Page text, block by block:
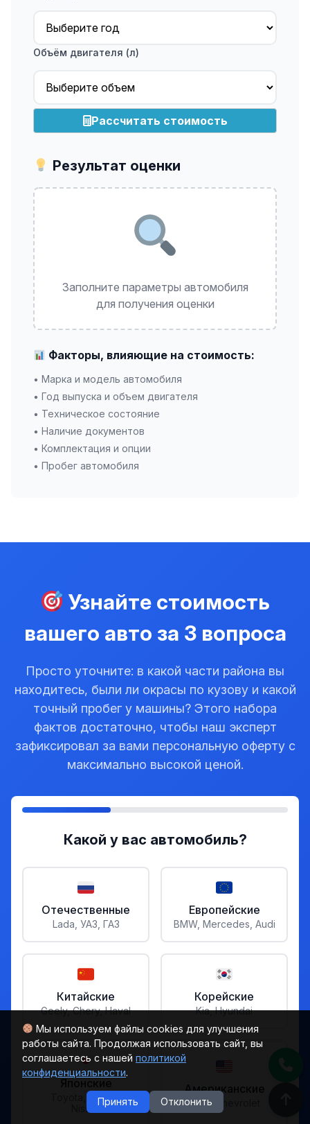
Мы используем файлы cookies для улучшения
работы сайта. Продолжая использовать сайт, вы
соглашаетесь с нашей политикой
конфиденциальности.
Принять Отклонить
Объём двигателя (л)
Рассчитать стоимость
Результат оценки
Заполните параметры автомобиля
для получения оценки
Факторы, влияющие на стоимость:
• Марка и модель автомобиля
• Год выпуска и объем двигателя
• Техническое состояние
• Наличие документов
• Комплектация и опции
• Пробег автомобиля
Узнайте стоимость
вашего авто за 3 вопроса
Просто уточните: в какой части района вы
находитесь, были ли окрасы по кузову и какой
точный пробег у машины? Этого набора
фактов достаточно, чтобы наш эксперт
зафиксировал за вами персональную оферту с
максимально высокой ценой.
Какой у вас автомобиль?
Отечественные
Lada, УАЗ, ГАЗ
Европейские
BMW, Mercedes, Audi
Китайские
Geely, Chery, Haval
Корейские
Kia, Hyundai
Японские
Toyota, Honda,
Nissan
Американские
Ford, Chevrolet